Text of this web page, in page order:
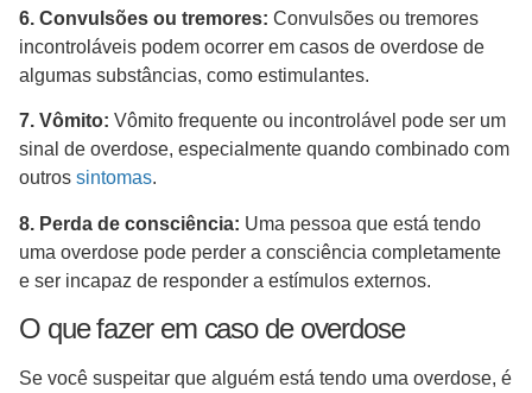
6. Convulsões ou tremores: Convulsões ou tremores
incontroláveis podem ocorrer em casos de overdose de
algumas substâncias, como estimulantes.
7. Vômito: Vômito frequente ou incontrolável pode ser um
sinal de overdose, especialmente quando combinado com
outros sintomas.
8. Perda de consciência: Uma pessoa que está tendo
uma overdose pode perder a consciência completamente
e ser incapaz de responder a estímulos externos.
O que fazer em caso de overdose
Se você suspeitar que alguém está tendo uma overdose, é